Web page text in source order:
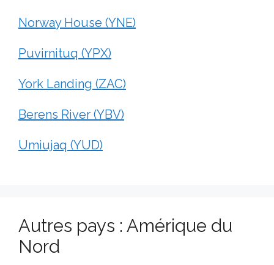
Norway House (YNE)
Puvirnituq (YPX)
York Landing (ZAC)
Berens River (YBV)
Umiujaq (YUD)
Autres pays : Amérique du
Nord